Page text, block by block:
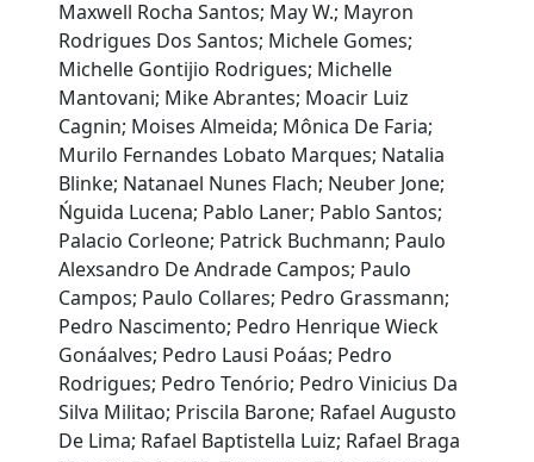
Maxwell Rocha Santos; May W.; Mayron
Rodrigues Dos Santos; Michele Gomes;
Michelle Gontijio Rodrigues; Michelle
Mantovani; Mike Abrantes; Moacir Luiz
Cagnin; Moises Almeida; Mônica De Faria;
Murilo Fernandes Lobato Marques; Natalia
Blinke; Natanael Nunes Flach; Neuber Jone;
Ńguida Lucena; Pablo Laner; Pablo Santos;
Palacio Corleone; Patrick Buchmann; Paulo
Alexsandro De Andrade Campos; Paulo
Campos; Paulo Collares; Pedro Grassmann;
Pedro Nascimento; Pedro Henrique Wieck
Gonáalves; Pedro Lausi Poáas; Pedro
Rodrigues; Pedro Tenório; Pedro Vinicius Da
Silva Militao; Priscila Barone; Rafael Augusto
De Lima; Rafael Baptistella Luiz; Rafael Braga